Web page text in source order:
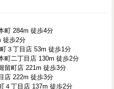
町 284m 徒歩4分
徒歩2分
３丁目店 53m 徒歩1分
町二丁目店 130m 徒歩2分
留町店 221m 徒歩3分
店 222m 徒歩3分
４丁目店 137m 徒歩2分